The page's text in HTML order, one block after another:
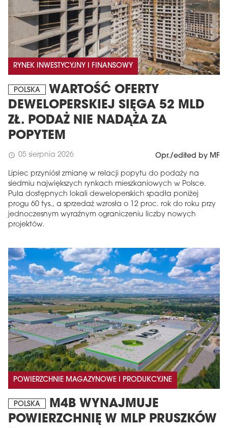
RYNEK INWESTYCYJNY I FINANSOWY
POLSKA
WARTOŚĆ OFERTY
DEWELOPERSKIEJ SIĘGA 52 MLD
ZŁ. PODAŻ NIE NADĄŻA ZA
POPYTEM
schedule 05 sierpnia 2026 Opr./edited by MF
Lipiec przyniósł zmianę w relacji popytu do podaży na
siedmiu największych rynkach mieszkaniowych w Polsce.
Pula dostępnych lokali deweloperskich spadła poniżej
progu 60 tys., a sprzedaż wzrosła o 12 proc. rok do roku przy
jednoczesnym wyraźnym ograniczeniu liczby nowych
projektów.
POWIERZCHNIE MAGAZYNOWE I PRODUKCYJNE
POLSKA
M4B WYNAJMUJE
POWIERZCHNIĘ W MLP PRUSZKÓW